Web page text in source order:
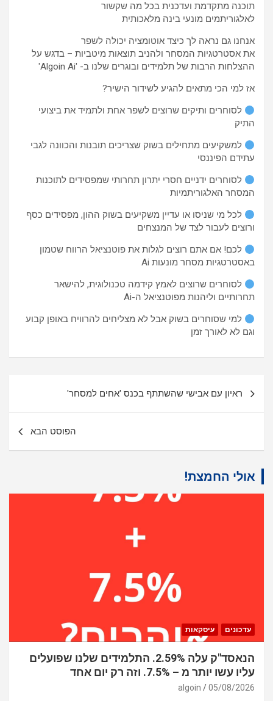
תוכנה מתקדמת ועדכנית בכל מה שקשור
לאלגוריתמים מונעי בינה מלאכותית
אנחנו גם נראה לך כיצד אוטומציה יכולה לשפר
את אסטרטגיות המסחר ולהניב תוצאות מיטביות – בדגש על
ההצלחות הרבות של תלמידים ובוגרים שלנו ב- 'Algoin Ai'
אז למי הכי מתאים להגיע לשידור הישיר?
לסוחרים ותיקים שרוצים לשפר אחת ולתמיד את ביצועי
התיק
למשקיעים מתחילים בשוק שצריכים תובנות והכוונה לגבי
עתידם הפיננסי
לסוחרים ידניים חסרי יתרון תחרותי שמפסידים לתוכנות
המסחר האלגוריתמיות
לכל מי שניסו או עדיין משקיעים בשוק ההון, מפסידים כסף
ורוצים לעבור לצד של המנצחים
לכם! אם אתם רוצים לגלות את פוטנציאל הרווח שטמון
באסטרטגיות מסחר מונעות Ai
לסוחרים שרוצים לאמץ קידמה טכנולוגית, להישאר
תחרותיים וליהנות מפוטנציאל ה-Ai
למי שסוחרים בשוק אבל לא מצליחים להרוויח באופן קבוע
וגם לא לאורך זמן
ראיון עם אבישי שהשתתף בכנס 'אחים למסחר'
הפוסט הבא
אולי החמצת!
עדכונים עיסקאות
הנאסד"ק עלה 2.59%. התלמידים שלנו שפועלים
עליו עשו יותר מ – 7.5%. וזה רק יום אחד
05/08/2026
algoin